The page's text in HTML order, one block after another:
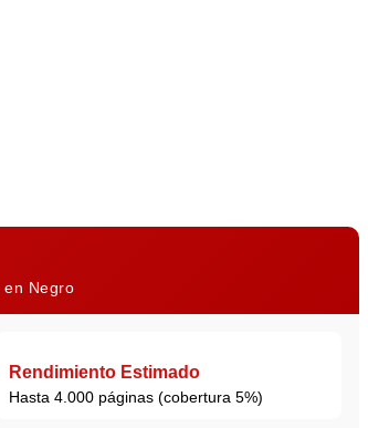
en Negro
Rendimiento Estimado
Hasta 4.000 páginas (cobertura 5%)